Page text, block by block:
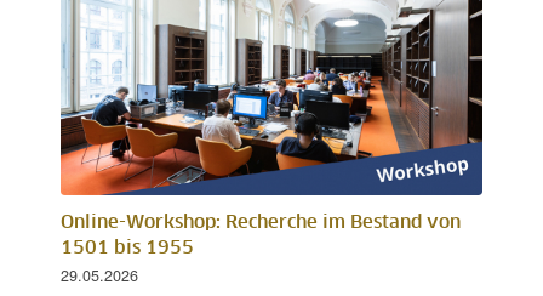
Online-Workshop: Recherche im Bestand von
1501 bis 1955
29.05.2026